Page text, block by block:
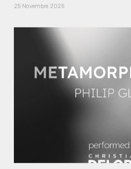
25 Novembre 2025